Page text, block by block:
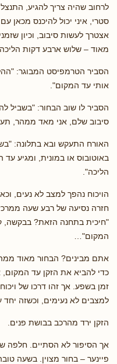
לרחוב שהיה צריך להגיע,
סטרי, איני יכול להיכנס מכאן
אצטרך לעשות סיבוב, וכיון
מאוד – שלוש ארבע דקות
הסביר הטרמפיסט המבוגר:
אותי עד המקום".
הסביר לו שוב הבחור: "בשביל
סיבוב שלם, אני מאד ממהר,
האורח התעקש ובא בתלונה:
באוטובוס או במונית, ומגיע
הליכה".
הויכוח נהפך למצב לא נעים,
חזרה נסיעה של רבע שעה ממרכז
"חיכית בתחנה הזאת? בבקשה,
המקום"…
אתם מבינים? הבחור מאוד
כדי להביא את הזקן עד המקום,
זמן בשפע. אך זהו דרכו של
למצבים לא נעימים, וכשזה
הזקן ירד מהרכב בבושת פנים.
אך הסיפור לא הסתיים. חלפה
פיינער – בחור מצוין. בשעה